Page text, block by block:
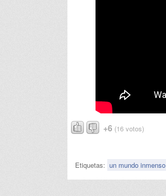
+6 (16 votos)
Etiquetas: un mundo inmenso